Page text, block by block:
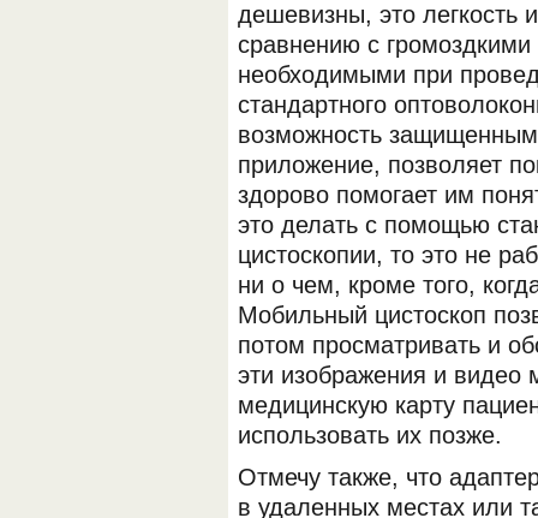
дешевизны, это легкость
сравнению с
необходимыми при
стандартного
возможность
приложение, позволяет
здорово помогает им
это делать с помощью
цистоскопии, то это не
ни о чем, кроме того,
Мобильный цистоскоп
потом просматривать и
эти изображения и
медицинскую карту
использовать их позже.
Отмечу также, что
в удаленных местах или